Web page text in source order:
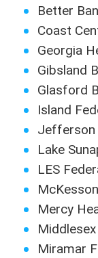
Better
Coast
Georgia
Gibsland
Glasford
Island
Jefferson
Lake
LES
Mercy
Miramar